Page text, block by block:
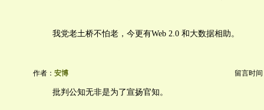
我党老土桥不怕老，今更有Web 2.0 和大数据相助。
作者： 安博 留言时间
批判公知无非是为了宣扬官知。